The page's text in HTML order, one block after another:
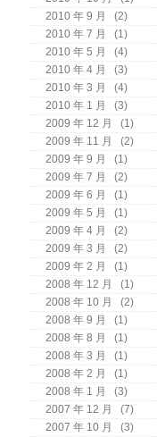
2010 年 9 月
(2)
2010 年 7 月
(1)
2010 年 5 月
(4)
2010 年 4 月
(3)
2010 年 3 月
(4)
2010 年 1 月
(3)
2009 年 12 月
(1)
2009 年 11 月
(2)
2009 年 9 月
(1)
2009 年 7 月
(2)
2009 年 6 月
(1)
2009 年 5 月
(1)
2009 年 4 月
(2)
2009 年 3 月
(2)
2009 年 2 月
(1)
2008 年 12 月
(1)
2008 年 10 月
(2)
2008 年 9 月
(1)
2008 年 8 月
(1)
2008 年 3 月
(1)
2008 年 2 月
(1)
2008 年 1 月
(3)
2007 年 12 月
(7)
2007 年 10 月
(3)